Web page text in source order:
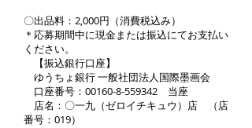
〇出品料：2,000円（消費税込み）
＊応募期間中に現金または振込にてお支払い
ください。
【振込銀行口座】
ゆうちょ銀行 一般社団法人国際墨画会
口座番号：00160-8-559342 当座
店名：〇一九（ゼロイチキュウ）店 （店
番号：019）